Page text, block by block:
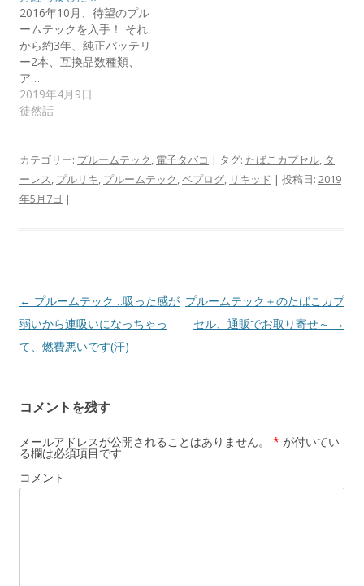
2016年10月、待望のプル
ームテックを入手！ それ
から約3年、純正バッテリ
ー2本、互換品数種類、
ア…
2019年4月9日
徒然話
カテゴリー: プルームテック, 電子タバコ | タグ: たばこカプセル, タ
ーレス, プルリキ, プルームテック,ベプログ, リキッド | 投稿日: 2019
年5月7日 |
投
稿
ナ
ー
シ
ョ
ン
← プルームテック…吸った感が
弱いから連吸いになっちゃっ
て、燃費悪いです(汗)
プルームテック＋のたばこカプ
セル、通販でお取り寄せ～ →
コメントを残す
メールアドレスが公開されることはありません。 * が付いてい
る欄は必須項目です
コメント